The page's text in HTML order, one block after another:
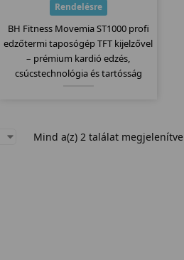
Rendelésre
BH Fitness Movemia ST1000 profi
edzőtermi taposógép TFT kijelzővel
– prémium kardió edzés,
csúcstechnológia és tartósság
Mind a(z) 2 találat megjelenítve